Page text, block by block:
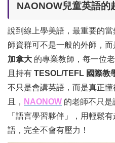
NAONOW兒童英語的
說到線上學美語，最重要的當
師資群可不是一般的外師，而
加拿大 的專業教師，每一位
且持有 TESOL/TEFL 國際教
不只是會講英語，而是真正懂
且， NAONOW 的老師不只
「語言學習夥伴」，用輕鬆
語，完全不會有壓力！